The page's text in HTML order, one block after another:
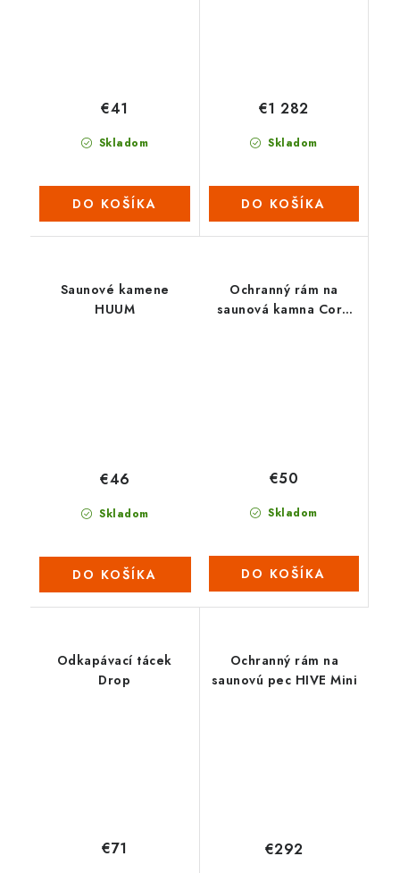
Skladom
€41
DO KOŠÍKA
Skladom
€1 282
DO KOŠÍKA
Saunové kamene
HUUM
Skladom
€46
DO KOŠÍKA
Ochranný rám na
saunová kamna Core
Skladom
€50
DO KOŠÍKA
Odkapávací tácek
Drop
€71
Ochranný rám na
saunovú pec HIVE Mini
€292